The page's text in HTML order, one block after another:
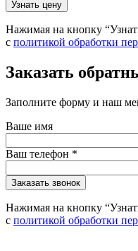
Нажимая на кнопку
с политикой обработки
Заказать
Заполните форму и наш
Ваше имя
Ваш телефон *
Нажимая на кнопку
с политикой обработки